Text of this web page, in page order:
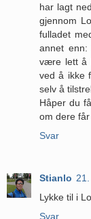
har lagt
gjennom
fulladet
annet
være lett å
ved å ikke
selv å
Håper du
om dere
Svar
Stianlo
Lykke til i
Svar